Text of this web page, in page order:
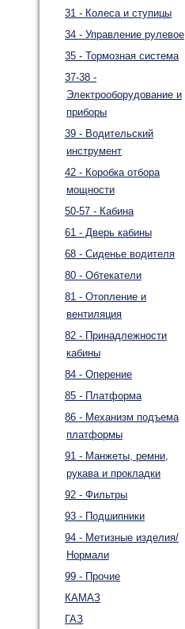
31 - Колеса и ступицы
34 - Управление рулевое
35 - Тормозная система
37-38 -
Электрооборудование и
приборы
39 - Водительский
инструмент
42 - Коробка отбора
мощности
50-57 - Кабина
61 - Дверь кабины
68 - Сиденье водителя
80 - Обтекатели
81 - Отопление и
вентиляция
82 - Принадлежности
кабины
84 - Оперение
85 - Платформа
86 - Механизм подъема
платформы
91 - Манжеты, ремни,
рукава и прокладки
92 - Фильтры
93 - Подшипники
94 - Метизные изделия/
Нормали
99 - Прочие
КАМАЗ
ГАЗ